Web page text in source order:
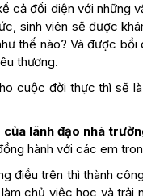
cả đối diện với những
sinh viên sẽ được
thế nào? Và được
thương.
cuộc đời thực thì sẽ
lãnh đạo nhà
hành với các em
điều trên thì thành
chủ việc học và trải